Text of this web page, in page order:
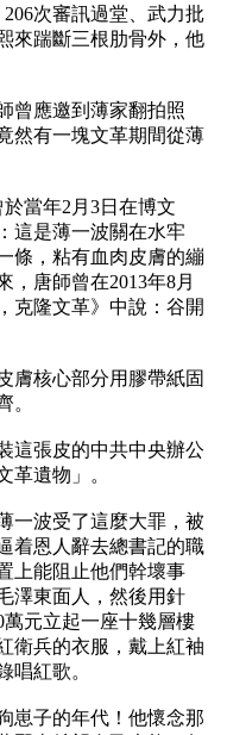
次審訊過堂、武力批
來踹斷三根肋骨外，他
曾應邀到薄家翻拍照
然有一塊文革期間從薄
當年2月3日在博文
這是薄一波關在水牢
條，粘有血肉皮膚的繃
，唐師曾在2013年8月
克隆文革》中說：谷開
膚核心部分用膠帶紙固
。
這張皮的中共中央辦公
革遺物」。
一波受了這麼大罪，被
着恩人辭去總書記的職
上能阻止他們幹壞事
澤東面人，然後用針
元立起一座十幾層樓
衛兵的衣服，戴上紅袖
唱紅歌。
崽子的年代！他懷念那